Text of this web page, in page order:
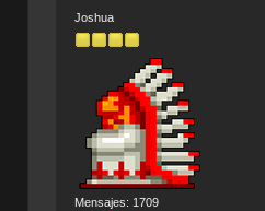
Joshua
Mensajes: 1709